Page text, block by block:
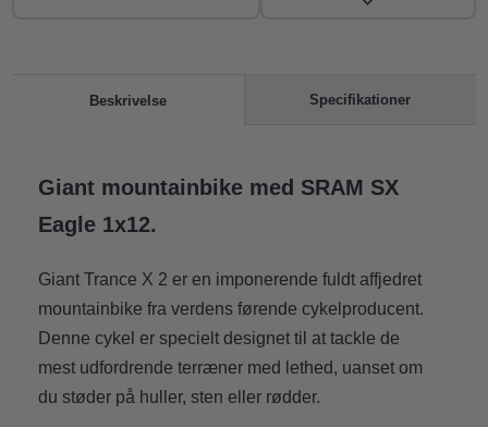
Beskrivelse Specifikationer
Giant mountainbike med SRAM SX
Eagle 1x12.
Giant Trance X 2 er en imponerende fuldt affjedret
mountainbike fra verdens førende cykelproducent.
Denne cykel er specielt designet til at tackle de
mest udfordrende terræner med lethed, uanset om
du støder på huller, sten eller rødder.